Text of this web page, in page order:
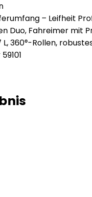
– Leifheit
Duo, Fahreimer mit
L, 360°-Rollen,